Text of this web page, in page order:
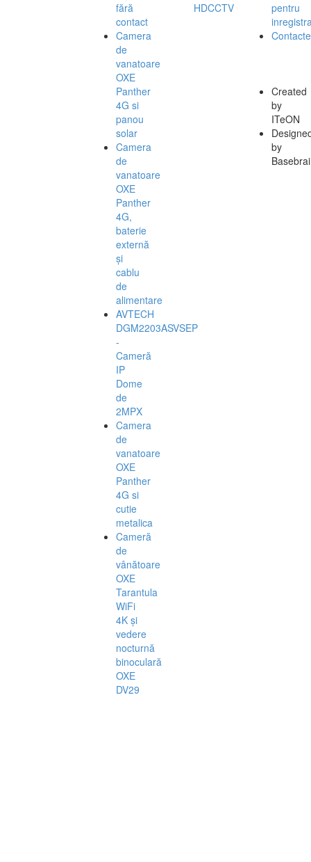
fără
contact
Camera
de
vanatoare
OXE
Panther
4G si
panou
solar
Camera
de
vanatoare
OXE
Panther
4G,
baterie
externă
și
cablu
de
alimentare
AVTECH
DGM2203ASVSEP
-
Cameră
IP
Dome
de
2MPX
Camera
de
vanatoare
OXE
Panther
4G si
cutie
metalica
Cameră
de
vânătoare
OXE
Tarantula
WiFi
4K și
vedere
nocturnă
binoculară
OXE
DV29
HDCCTV
pentru
Contacte
Created
by
ITeON
by